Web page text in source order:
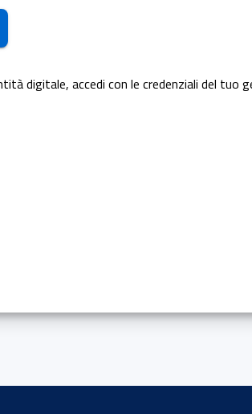
digitale, accedi con le credenziali del tuo